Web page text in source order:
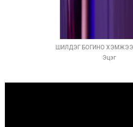
ШИЛДЭГ БОГИНО
Эцэг